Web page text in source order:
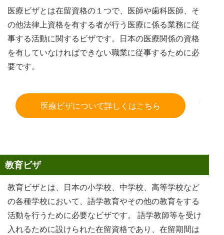
医療ビザとは在留資格の１つで、医師や歯科医師、そ
の他法律上資格を有する者が行う医療に係る業務に従
事する活動に関するビザです。日本の医療関係の資格
を有していなければできない職業に従事するために必
要です。
医療ビザについて詳しくはこちら
教育ビザ
教育ビザとは、日本の小学校、中学校、高等学校など
の各種学校において、語学教育やその他の教育をする
活動を行うために必要なビザです。 語学教師等を受け
入れるために設けられた在留資格であり、在留期間は